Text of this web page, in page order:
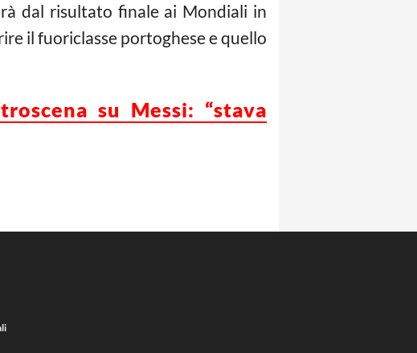
dal risultato finale ai Mondiali in
il fuoriclasse portoghese e quello
su Messi: “stava